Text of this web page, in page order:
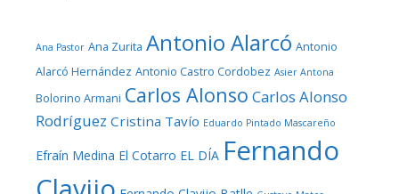
Ana Pastor Ana Zurita Antonio Alarcó Antonio
Alarcó Hernández Antonio Castro Cordobez Asier Antona
Bolorino Armani Carlos Alonso Carlos Alonso
Rodríguez Cristina Tavío Eduardo Pintado Mascareño
Efraín Medina El Cotarro EL DÍA Fernando